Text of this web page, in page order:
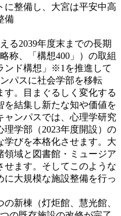
に整備し、大宮は平安中高
備
る2039年度末までの長期
称、「構想400」）の取組
ンド構想」※1を推進して
パスに社会学部を移転
す。目まぐるしく変化する
を結集し新たな知や価値を
ャンパスでは、心理学研究
学部（2023年度開設）の
学びを本格化させます。大
領域と図書館・ミュージア
せます。そしてこのような
大規模な施設整備を行っ
新棟（灯炬館、慧光館、